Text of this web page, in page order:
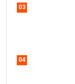
03
04